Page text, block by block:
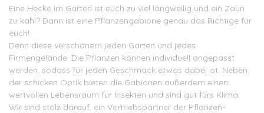
Eine Hecke im Garten ist euch zu viel langweilig und ein Zaun
zu kahl? Dann ist eine Pflanzengabione genau das Richtige für
euch!
Denn diese verschönern jeden Garten und jedes
Firmengelände. Die Pflanzen können individuell angepasst
werden, sodass für jeden Geschmack etwas dabei ist. Neben
der schicken Optik bieten die Gabionen außerdem einen
wertvollen Lebensraum für Insekten und sind gut fürs Klima.
Wir sind stolz darauf, ein Vertriebspartner der Pflanzen-